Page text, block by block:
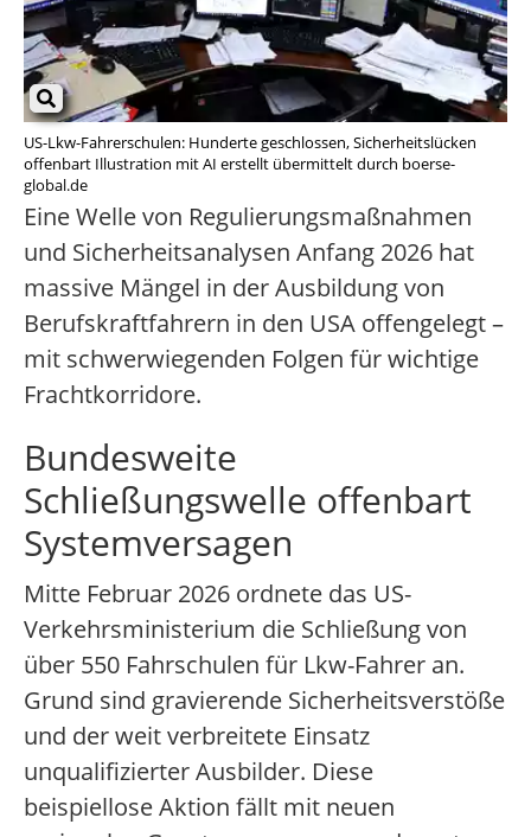
US-Lkw-Fahrerschulen: Hunderte geschlossen, Sicherheitslücken
offenbart Illustration mit AI erstellt übermittelt durch boerse-
global.de
Eine Welle von Regulierungsmaßnahmen
und Sicherheitsanalysen Anfang 2026 hat
massive Mängel in der Ausbildung von
Berufskraftfahrern in den USA offengelegt –
mit schwerwiegenden Folgen für wichtige
Frachtkorridore.
Bundesweite
Schließungswelle offenbart
Systemversagen
Mitte Februar 2026 ordnete das US-
Verkehrsministerium die Schließung von
über 550 Fahrschulen für Lkw-Fahrer an.
Grund sind gravierende Sicherheitsverstöße
und der weit verbreitete Einsatz
unqualifizierter Ausbilder. Diese
beispiellose Aktion fällt mit neuen